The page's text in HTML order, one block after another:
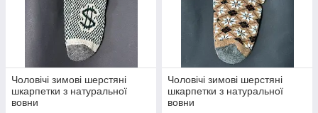
Чоловічі зимові шерстяні
шкарпетки з натуральної
вовни
Чоловічі зимові шерстяні
шкарпетки з натуральної
вовни